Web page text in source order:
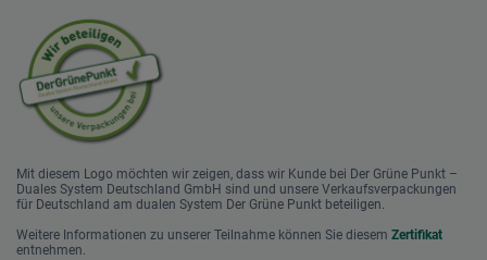
Mit diesem Logo möchten wir zeigen, dass wir Kunde bei Der Grüne Punkt –
Duales System Deutschland GmbH sind und unsere Verkaufsverpackungen
für Deutschland am dualen System Der Grüne Punkt beteiligen.
Weitere Informationen zu unserer Teilnahme können Sie diesem Zertifikat
entnehmen.